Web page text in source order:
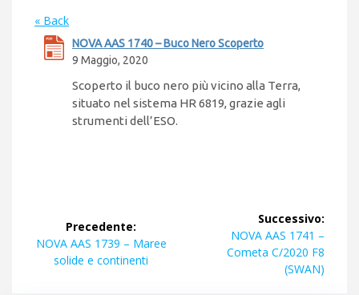
« Back
NOVA AAS 1740 – Buco Nero Scoperto
9 Maggio, 2020
Scoperto il buco nero più vicino alla Terra,
situato nel sistema HR 6819, grazie agli
strumenti dell’ESO.
articoliPrecedente:
Articolo
precedente:
NOVA AAS 1739 – Maree
solide e continenti
Successivo:
Articolo
successivo:
NOVA AAS 1741 –
Cometa C/2020 F8
(SWAN)